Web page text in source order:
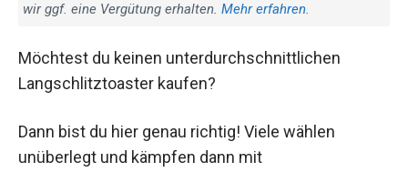
wir ggf. eine Vergütung erhalten. Mehr erfahren.
Möchtest du keinen unterdurchschnittlichen
Langschlitztoaster kaufen?
Dann bist du hier genau richtig! Viele wählen
unüberlegt und kämpfen dann mit